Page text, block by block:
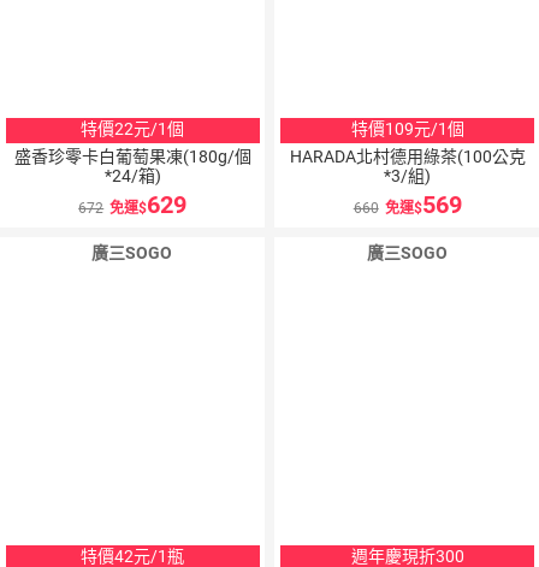
特價22元/1個
盛香珍零卡白葡萄果凍(180g/個
*24/箱)
672 免運 629
特價109元/1個
HARADA北村德用綠茶(100公克
*3/組)
660 免運 569
廣三SOGO
特價42元/1瓶
廣三SOGO
週年慶現折300